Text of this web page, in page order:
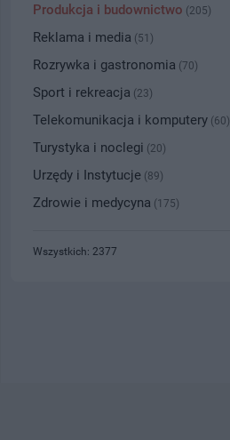
Produkcja i budownictwo (205)
Reklama i media (51)
Rozrywka i gastronomia (70)
Sport i rekreacja (23)
Telekomunikacja i komputery (60)
Turystyka i noclegi (20)
Urzędy i Instytucje (89)
Zdrowie i medycyna (175)
Wszystkich: 2377